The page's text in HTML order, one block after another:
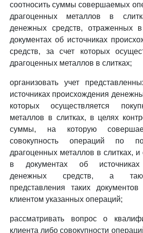
соотносить суммы совершаемых
драгоценных металлов в
денежных средств, отраженных
документах об источниках
средств, за счет которых
драгоценных металлов в слитках;
организовать учет
источниках происхождения
которых осуществляется
металлов в слитках, в целях
суммы, на которую
совокупность операций по
драгоценных металлов в слитках,
в документах об источниках
денежных средств, а
представления таких
клиентом указанных операций;
рассматривать вопрос о
клиента либо совокупности